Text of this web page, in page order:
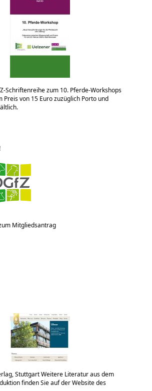
Schriftenreihe zum 10. Pferde-Workshops
Preis von 15 Euro zuzüglich Porto und
Mitgliedsantrag
Stuttgart Weitere Literatur aus dem
finden Sie auf der Website des